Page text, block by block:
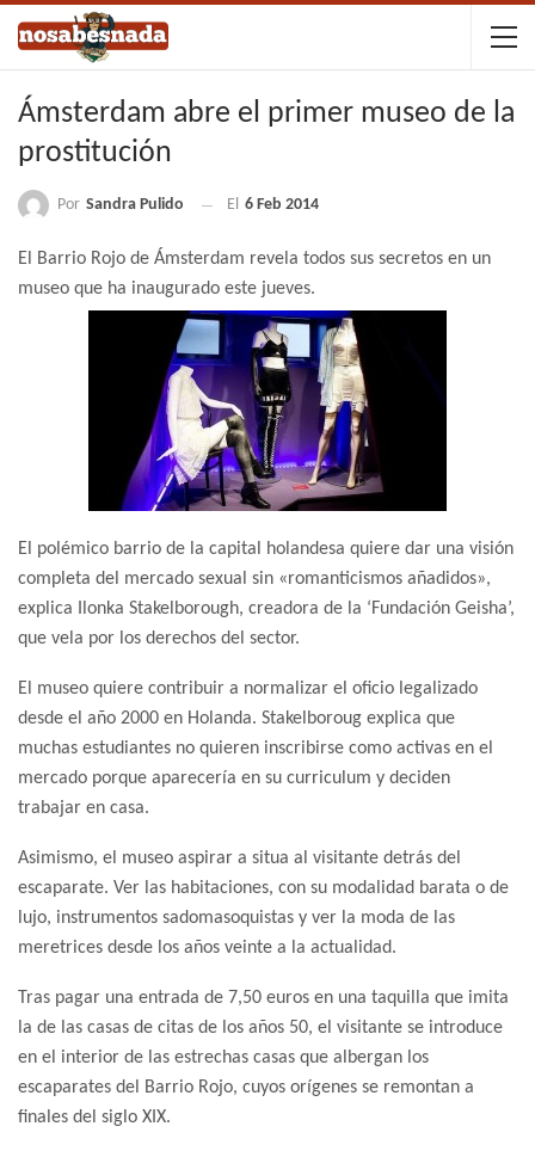
Ámsterdam abre el primer museo de la
prostitución
Por Sandra Pulido El 6 Feb 2014
El Barrio Rojo de Ámsterdam revela todos sus secretos en un
museo que ha inaugurado este jueves.
El polémico barrio de la capital holandesa quiere dar una visión
completa del mercado sexual sin «romanticismos añadidos»,
explica Ilonka Stakelborough, creadora de la ‘Fundación Geisha’,
que vela por los derechos del sector.
El museo quiere contribuir a normalizar el oficio legalizado
desde el año 2000 en Holanda. Stakelboroug explica que
muchas estudiantes no quieren inscribirse como activas en el
mercado porque aparecería en su curriculum y deciden
trabajar en casa.
Asimismo, el museo aspirar a situa al visitante detrás del
escaparate. Ver las habitaciones, con su modalidad barata o de
lujo, instrumentos sadomasoquistas y ver la moda de las
meretrices desde los años veinte a la actualidad.
Tras pagar una entrada de 7,50 euros en una taquilla que imita
la de las casas de citas de los años 50, el visitante se introduce
en el interior de las estrechas casas que albergan los
escaparates del Barrio Rojo, cuyos orígenes se remontan a
finales del siglo XIX.